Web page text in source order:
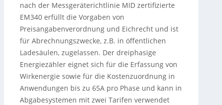
nach der Messgeräterichtlinie MID zertifizierte
EM340 erfüllt die Vorgaben von
Preisangabenverordnung und Eichrecht und ist
für Abrechnungszwecke, z.B. in öffentlichen
Ladesäulen, zugelassen. Der dreiphasige
Energiezähler eignet sich für die Erfassung von
Wirkenergie sowie für die Kostenzuordnung in
Anwendungen bis zu 65A pro Phase und kann in
Abgabesystemen mit zwei Tarifen verwendet